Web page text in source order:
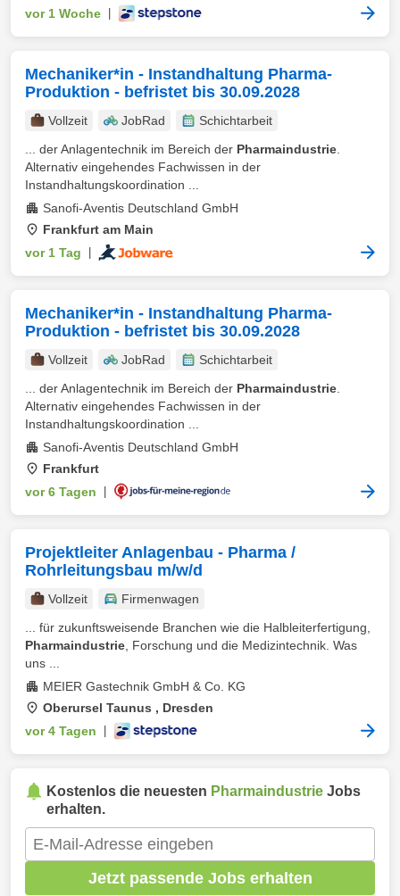
vor 1 Woche
Mechaniker*in - Instandhaltung Pharma-
Produktion - befristet bis 30.09.2028
Vollzeit JobRad
Schichtarbeit
... der Anlagentechnik im Bereich der Pharmaindustrie
Alternativ eingehendes Fachwissen in der
Instandhaltungskoordination ...
Sanofi-Aventis Deutschland GmbH
Frankfurt am Main
vor 1 Tag
Mechaniker*in - Instandhaltung Pharma-
Produktion - befristet bis 30.09.2028
Vollzeit JobRad
Schichtarbeit
... der Anlagentechnik im Bereich der Pharmaindustrie
Alternativ eingehendes Fachwissen in der
Instandhaltungskoordination ...
Sanofi-Aventis Deutschland GmbH
Frankfurt
vor 6 Tagen
Projektleiter Anlagenbau - Pharma /
Rohrleitungsbau m/w/d
Vollzeit
Firmenwagen
... für zukunftsweisende Branchen wie die Halbleiterfertigung,
Pharmaindustrie , Forschung und die Medizintechnik. Was
uns ...
MEIER Gastechnik GmbH & Co. KG
Oberursel Taunus , Dresden
vor 4 Tagen
Kostenlos die neuesten Pharmaindustrie Jobs
erhalten.
Jetzt passende Jobs erhalten